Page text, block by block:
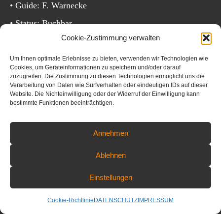
Cookie-Zustimmung verwalten
Um Ihnen optimale Erlebnisse zu bieten, verwenden wir Technologien wie
Cookies, um Geräteinformationen zu speichern und/oder darauf
zuzugreifen. Die Zustimmung zu diesen Technologien ermöglicht uns die
Verarbeitung von Daten wie Surfverhalten oder eindeutigen IDs auf dieser
Website. Die Nichteinwilligung oder der Widerruf der Einwilligung kann
bestimmte Funktionen beeinträchtigen.
Annehmen
Ablehnen
Einstellungen
Cookie-Richtlinie DATENSCHUTZ IMPRESSUM
• Guide: F. Warnecke
• Status: Buchbar
LEISTUNGEN
• Fotografische Unterstützung
• Nutzung von Floating Hides + ggf. Wathose
• Unterkunft mit Halbpension
• Sprachen: Deutsch u. Englisch
• Gemeinsame Fotoentwicklung in LR/PS